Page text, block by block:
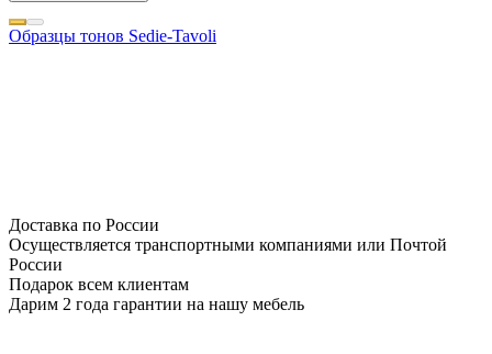
Образцы тонов Sedie-Tavoli
Доставка по России
Осуществляется транспортными компаниями или Почтой
России
Подарок всем клиентам
Дарим 2 года гарантии на нашу мебель